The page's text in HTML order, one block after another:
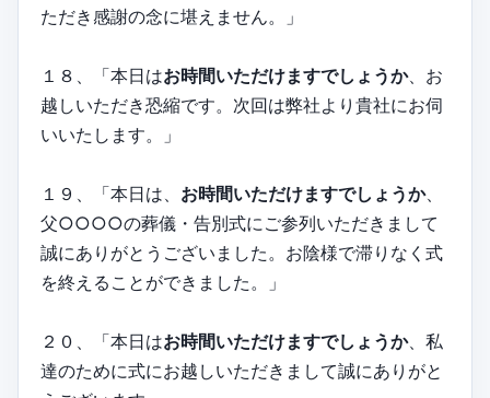
ただき感謝の念に堪えません。」
１８、「本日はお時間いただけますでしょうか、お
越しいただき恐縮です。次回は弊社より貴社にお伺
いいたします。」
１９、「本日は、 お時間いただけますでしょうか、
父○○○○の葬儀・告別式にご参列いただきまして
誠にありがとうございました。お陰様で滞りなく式
を終えることができました。」
２０、「本日はお時間いただけますでしょうか、私
達のために式にお越しいただきまして誠にありがと